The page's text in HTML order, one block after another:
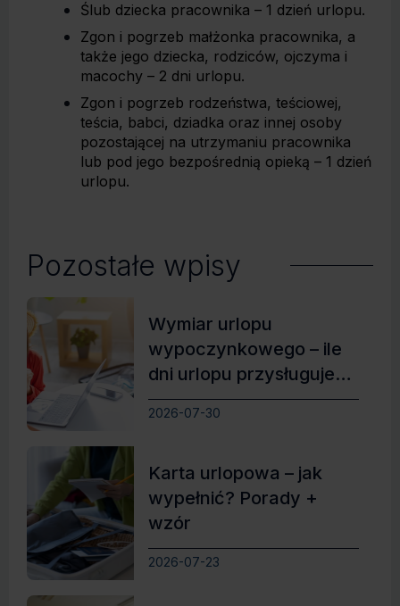
Ślub dziecka pracownika – 1 dzień urlopu.
Zgon i pogrzeb małżonka pracownika, a
także jego dziecka, rodziców, ojczyma i
macochy – 2 dni urlopu.
Zgon i pogrzeb rodzeństwa, teściowej,
teścia, babci, dziadka oraz innej osoby
pozostającej na utrzymaniu pracownika
lub pod jego bezpośrednią opieką – 1 dzień
urlopu.
Pozostałe wpisy
Wymiar urlopu
wypoczynkowego – ile
dni urlopu przysługuje
pracownikowi?
2026-07-30
Karta urlopowa – jak
wypełnić? Porady +
wzór
2026-07-23